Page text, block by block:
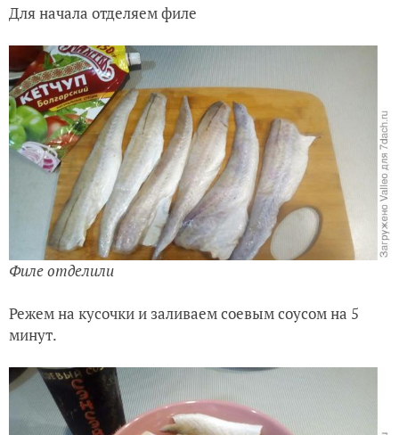
Для начала отделяем филе
Филе отделили
Режем на кусочки и заливаем соевым соусом на 5
минут.